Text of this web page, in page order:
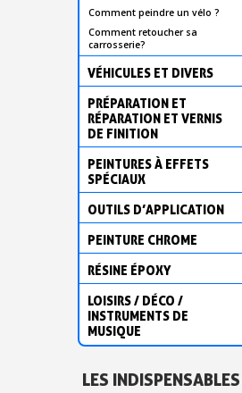
Comment peindre un vélo ?
Comment retoucher sa
carrosserie?
VÉHICULES ET DIVERS
PRÉPARATION ET
RÉPARATION ET VERNIS
DE FINITION
PEINTURES À EFFETS
SPÉCIAUX
OUTILS D’APPLICATION
PEINTURE CHROME
RÉSINE ÉPOXY
LOISIRS / DÉCO /
INSTRUMENTS DE
MUSIQUE
LES INDISPENSABLES